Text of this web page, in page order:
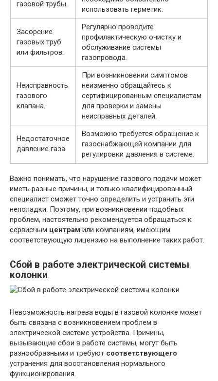
газовой трубы.
использовать герметик.
Засорение
газовых труб
или фильтров.
Регулярно проводите
профилактическую очистку и
обслуживание системы
газопровода.
Неисправность
газового
клапана.
При возникновении симптомов
неизменно обращайтесь к
сертифицированным специалистам
для проверки и замены
неисправных деталей.
Недостаточное
давление газа.
Возможно требуется обращение к
газоснабжающей компании для
регулировки давления в системе.
Важно понимать, что нарушение газового подачи может
иметь разные причины, и только квалифицированный
специалист сможет точно определить и устранить эти
неполадки. Поэтому, при возникновении подобных
проблем, настоятельно рекомендуется обращаться к
сервисным центрам или компаниям, имеющим
соответствующую лицензию на выполнение таких работ.
Сбой в работе электрической системы
колонки
Невозможность нагрева воды в газовой колонке может
быть связана с возникновением проблем в
электрической системе устройства. Причины,
вызывающие сбои в работе системы, могут быть
разнообразными и требуют соответствующего
устранения для восстановления нормального
функционирования.